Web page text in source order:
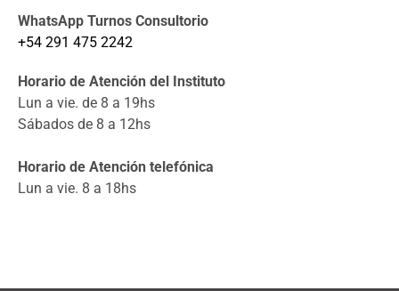
WhatsApp Turnos Consultorio
+54 291 475 2242
Horario de Atención del Instituto
Lun a vie. de 8 a 19hs
Sábados de 8 a 12hs
Horario de Atención telefónica
Lun a vie. 8 a 18hs